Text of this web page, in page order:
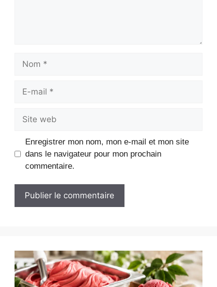
Nom
Site
web
Enregistrer mon nom, mon e-mail et mon site
dans le navigateur pour mon prochain
commentaire.